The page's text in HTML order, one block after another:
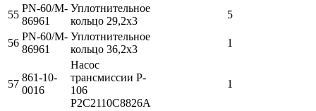
55
PN-60/M-
86961
Уплотнительное
кольцо 29,2x3
5
56
PN-60/M-
86961
Уплотнительное
кольцо 36,2x3
1
57
861-10-
0016
Насос
трансмиссии P-
106
P2C2110C8826A
1